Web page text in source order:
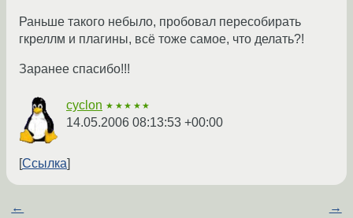
Раньше такого небыло, пробовал пересобирать
гкреллм и плагины, всё тоже самое, что делать?!
Заранее спасибо!!!
cyclon ★★★★★
14.05.2006 08:13:53 +00:00
Ссылка
← →